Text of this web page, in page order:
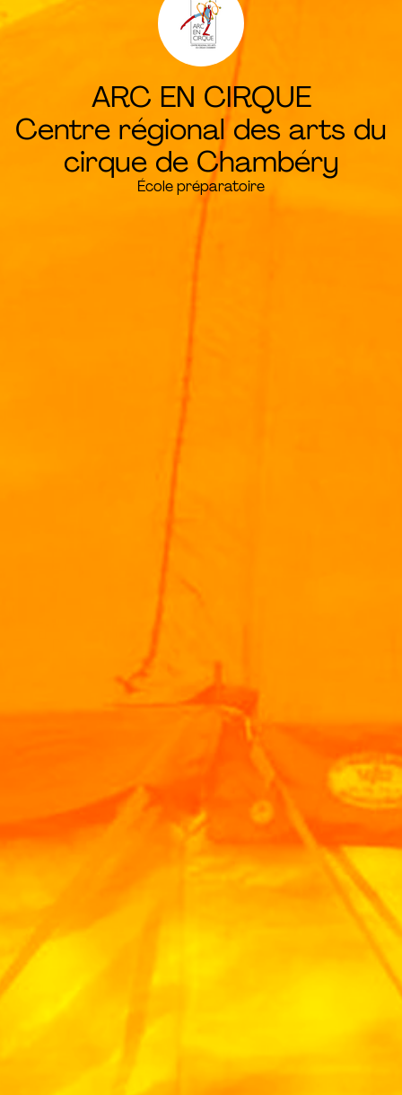
ARC EN CIRQUE
Centre régional des arts du
cirque de Chambéry
École préparatoire